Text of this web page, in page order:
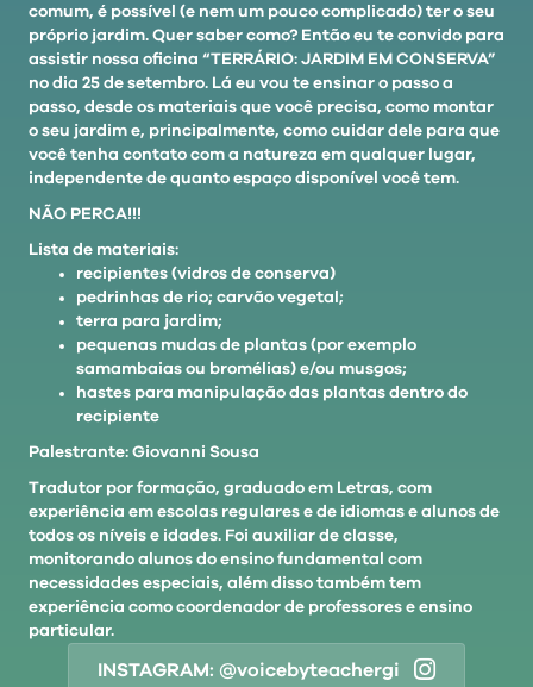
comum, é possível (e nem um pouco complicado) ter o seu
próprio jardim. Quer saber como? Então eu te convido para
assistir nossa oficina “TERRÁRIO: JARDIM EM CONSERVA”
no dia 25 de setembro. Lá eu vou te ensinar o passo a
passo, desde os materiais que você precisa, como montar
o seu jardim e, principalmente, como cuidar dele para que
você tenha contato com a natureza em qualquer lugar,
independente de quanto espaço disponível você tem.
NÃO PERCA!!!
Lista de materiais:
recipientes (vidros de conserva)
pedrinhas de rio; carvão vegetal;
terra para jardim;
pequenas mudas de plantas (por exemplo
samambaias ou bromélias) e/ou musgos;
hastes para manipulação das plantas dentro do
recipiente
Palestrante: Giovanni Sousa
Tradutor por formação, graduado em Letras, com
experiência em escolas regulares e de idiomas e alunos de
todos os níveis e idades. Foi auxiliar de classe,
monitorando alunos do ensino fundamental com
necessidades especiais, além disso também tem
experiência como coordenador de professores e ensino
particular.
INSTAGRAM: @voicebyteachergi